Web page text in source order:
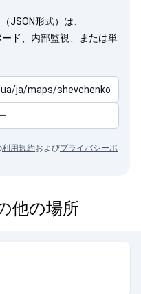
JSON形式）は、
ド、内部監視、または単
利用規約およびプライバシーポ
他の場所